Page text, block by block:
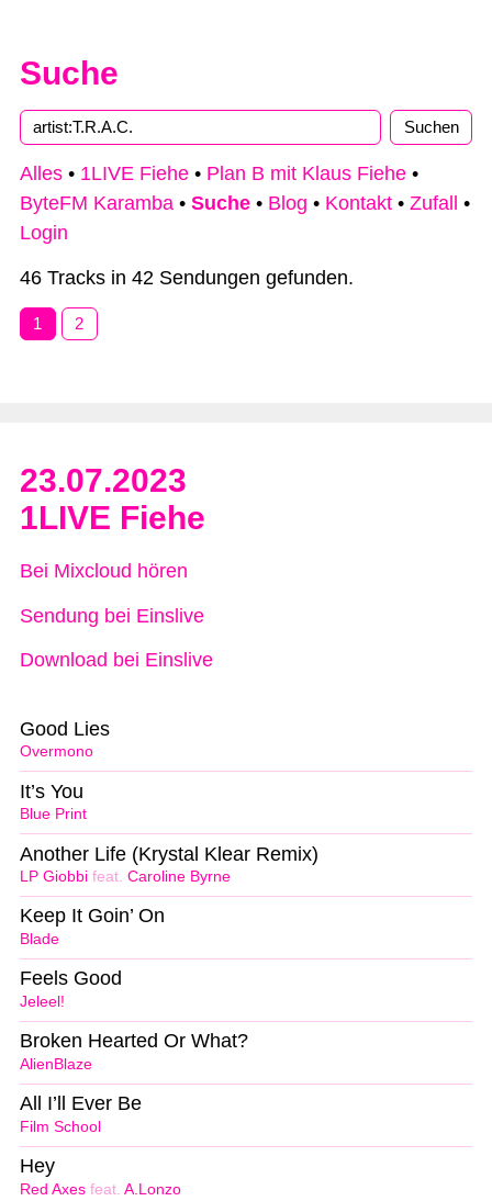
Suche
Alles • 1LIVE Fiehe • Plan B mit Klaus Fiehe •
ByteFM Karamba • Suche • Blog • Kontakt • Zufall
•
Login
46 Tracks in 42 Sendungen gefunden.
1 2
23.07.2023
1LIVE Fiehe
Bei Mixcloud hören
Sendung bei Einslive
Download bei Einslive
Overmono
Good Lies
Blue Print
It’s You
LP Giobbi feat. Caroline Byrne
Another Life (Krystal Klear Remix)
Blade
Keep It Goin’ On
Jeleel!
Feels Good
AlienBlaze
Broken Hearted Or What?
Film School
All I’ll Ever Be
Red Axes feat. A.Lonzo
Hey